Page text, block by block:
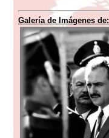
Galería de Imágenes de: